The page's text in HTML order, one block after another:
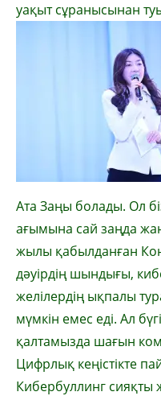
уақыт сұранысынан
Ата Заңы болады. Ол
ағымына сай заңда
жылы қабылданған
дәуірдің шындығы,
желілердің ықпалы
мүмкін емес еді. Ал
қалтамызда шағын
Цифрлық кеңістікте
Кибербуллинг